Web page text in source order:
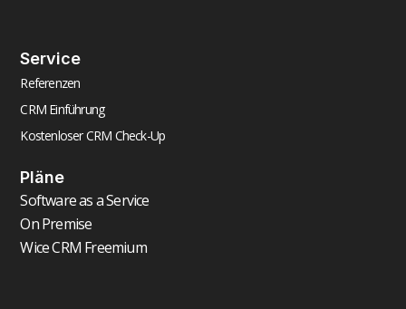
Service
Referenzen
CRM Einführung
Kostenloser CRM Check-Up
Pläne
Software as a Service
On Premise
Wice CRM Freemium